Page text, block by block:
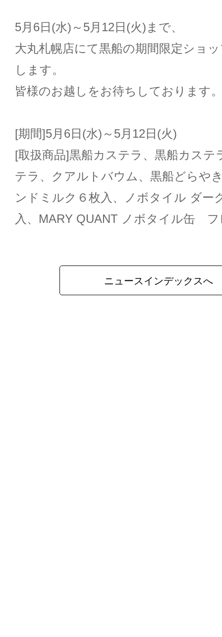
5月6日(水)～5月12日(火)まで、
大丸札幌店にて黒船の期間限定ショ
します。
皆様のお越しをお待ちしております
[期間]5月6日(水)～5月12日(火)
[取扱商品]黒船カステラ、黒船カステ
テラ、クアルトバウム、黒船どらや
ンドミルク６枚入、ノボタイル ダー
入、MARY QUANT ノボタイル缶
ニュースインデックスへ